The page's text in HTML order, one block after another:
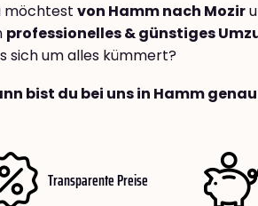
möchtest von Hamm nach Mozir
professionelles & günstiges
sich um alles kümmert?
bist du bei uns in Hamm
Transparente Preise